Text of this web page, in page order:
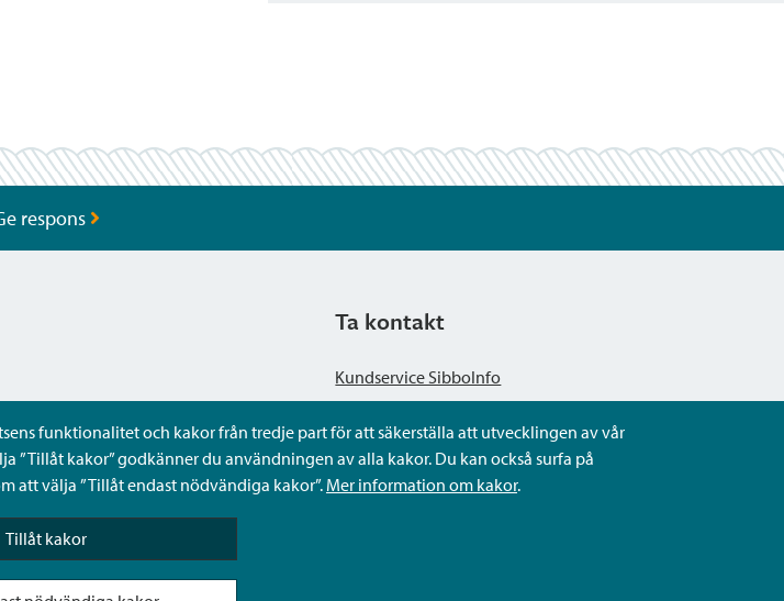
funktionalitet och kakor från tredje part för att säkerställa att utvecklingen av vår
kakor” godkänner du användningen av alla kakor. Du kan också surfa på
att välja ”Tillåt endast nödvändiga kakor”.Mer information om kakor.
Tillåt kakor
respons
Ta kontakt
Kundservice SibboInfo
Ge anonym respons
Ställ en fråga eller sköta ditt ärende